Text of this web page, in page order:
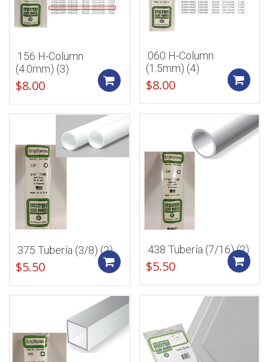
.156 H-Column
(4.0mm) (3)
$8.00 Add to cart
.060 H-Column
(1.5mm) (4)
$8.00
.375 Tubería (3/8) (2)
$5.50 Add to cart
.438 Tubería (7/16) (2)
$5.50